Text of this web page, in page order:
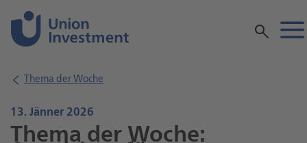
Inhalt
Thema der Woche
13. Jänner 2026
Thema der Woche: